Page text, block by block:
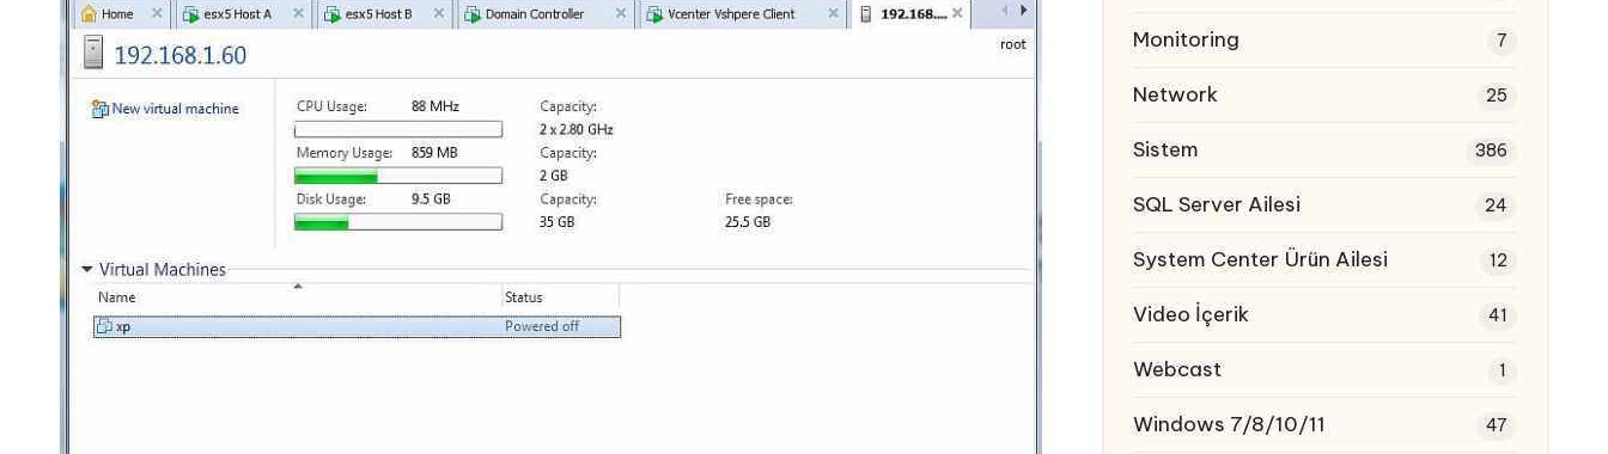
Monitoring 7
Network 25
Sistem 386
SQL Server Ailesi 24
System Center Ürün Ailesi 12
Video İçerik 41
Webcast 1
Windows 7/8/10/11 47